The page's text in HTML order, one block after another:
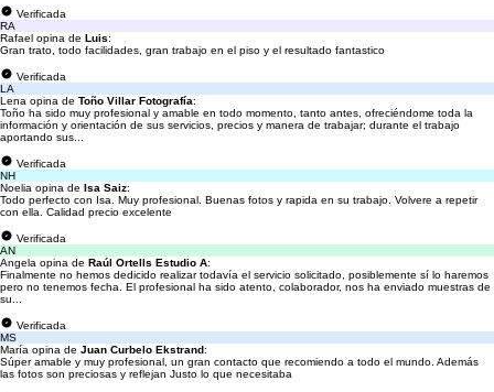
Verificada
RA
Rafael opina de Luis:
Gran trato, todo facilidades, gran trabajo en el piso y el resultado fantastico
Verificada
LA
Lena opina de Toño Villar Fotografía:
Toño ha sido muy profesional y amable en todo momento, tanto antes, ofreciéndome toda la
información y orientación de sus servicios, precios y manera de trabajar; durante el trabajo
aportando sus...
Verificada
NH
Noelia opina de Isa Saiz:
Todo perfecto con Isa. Muy profesional. Buenas fotos y rapida en su trabajo. Volvere a repetir
con ella. Calidad precio excelente
Verificada
AN
Angela opina de Raúl Ortells Estudio A:
Finalmente no hemos dedicido realizar todavía el servicio solicitado, posiblemente sí lo haremos
pero no tenemos fecha. El profesional ha sido atento, colaborador, nos ha enviado muestras de
su...
Verificada
MS
María opina de Juan Curbelo Ekstrand:
Súper amable y muy profesional, un gran contacto que recomiendo a todo el mundo. Además
las fotos son preciosas y reflejan Justo lo que necesitaba